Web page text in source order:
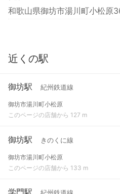
和歌山県御坊市湯川町小松原
近くの駅
御坊駅 紀州鉄道線
御坊市湯川町小松原
このページの店舗から 127 m
御坊駅 きのくに線
御坊市湯川町小松原
このページの店舗から 133 m
学門駅